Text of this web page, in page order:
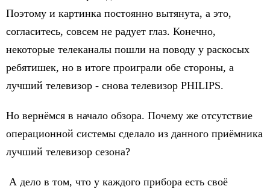
Поэтому и картинка постоянно вытянута, а это,
согласитесь, совсем не радует глаз. Конечно,
некоторые телеканалы пошли на поводу у раскосых
ребятишек, но в итоге проиграли обе стороны, а
лучший телевизор - снова телевизор PHILIPS.
Но вернёмся в начало обзора. Почему же отсутствие
операционной системы сделало из данного приёмника
лучший телевизор сезона?
А дело в том, что у каждого прибора есть своё